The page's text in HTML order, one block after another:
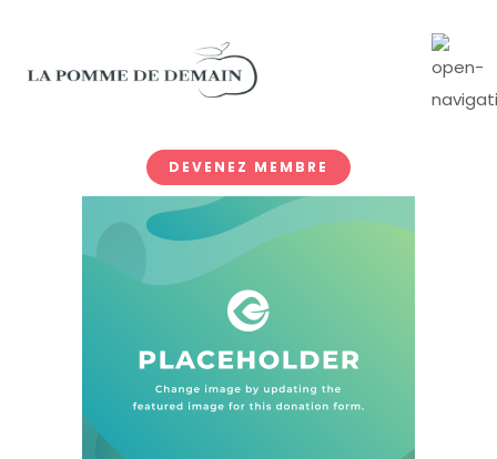
DEVENEZ MEMBRE